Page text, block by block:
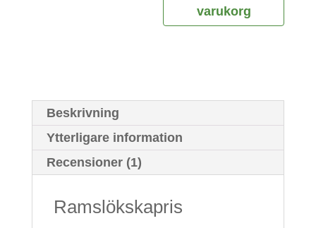
varukorg
Beskrivning
Ytterligare information
Recensioner (1)
Ramslökskapris